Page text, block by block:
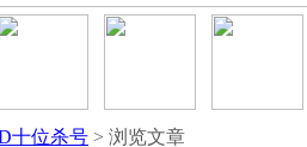
十位杀号 > 浏览文章